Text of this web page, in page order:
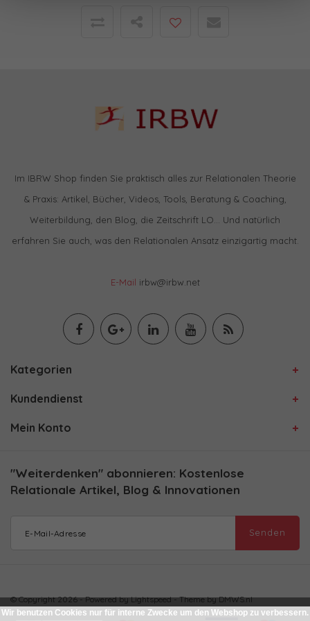
Im IBRW Shop finden Sie praktisch alles zur Relationalen Theorie
& Praxis: Artikel, Bücher, Videos, Tools, Beratung & Coaching,
Weiterbildung, den Blog, die Zeitschrift LO… Und natürlich
erfahren Sie auch, was den Relationalen Ansatz einzigartig macht.
E-Mail irbw@irbw.net
Kategorien
Kundendienst
Mein Konto
"Weiterdenken" abonnieren: Kostenlose
Relationale Artikel, Blog & Innovationen
Senden
© Copyright 2026 - Powered byLightspeed- Theme byDMWS.nl
Wir benutzen Cookies nur für interne Zwecke um den Webshop zu verbessern.